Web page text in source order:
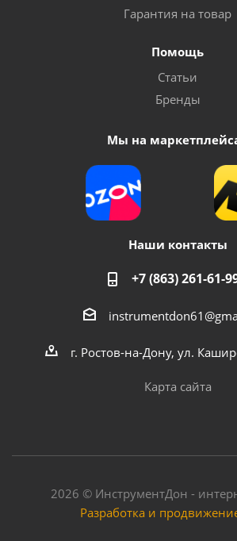
Гарантия на товар
Помощь
Статьи
Бренды
Мы на
Наши контакты
+7 (863) 261-61-
г. Ростов-на-Дону, ул.
Карта сайта
2026 © ИнструментДон -
Разработка и